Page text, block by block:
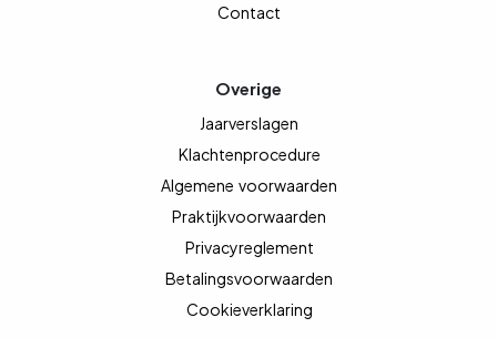
Contact
Overige
Jaarverslagen
Klachtenprocedure
Algemene voorwaarden
Praktijkvoorwaarden
Privacyreglement
Betalingsvoorwaarden
Cookieverklaring